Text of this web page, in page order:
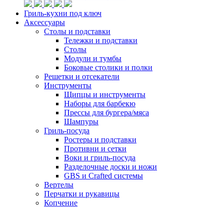
Гриль-кухни под ключ
Аксессуары
Столы и подставки
Тележки и подставки
Столы
Модули и тумбы
Боковые столики и полки
Решетки и отсекатели
Инструменты
Щипцы и инструменты
Наборы для барбекю
Прессы для бургера/мяса
Шампуры
Гриль-посуда
Ростеры и подставки
Противни и сетки
Воки и гриль-посуда
Разделочные доски и ножи
GBS и Crafted системы
Вертелы
Перчатки и рукавицы
Копчение